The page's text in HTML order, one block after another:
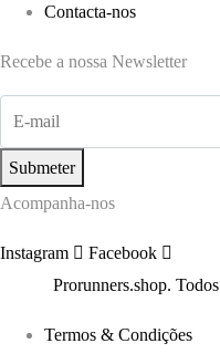
Contacta-nos
Recebe a nossa Newsletter
Submeter
Acompanha-nos
Instagram
Facebook
Prorunners.shop.
Termos & Condições